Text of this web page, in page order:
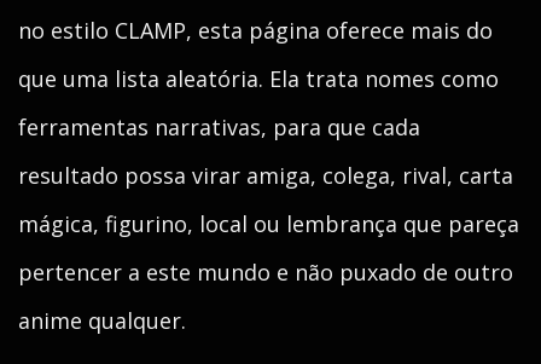
no estilo CLAMP, esta página oferece mais do
que uma lista aleatória. Ela trata nomes como
ferramentas narrativas, para que cada
resultado possa virar amiga, colega, rival, carta
mágica, figurino, local ou lembrança que pareça
pertencer a este mundo e não puxado de outro
anime qualquer.